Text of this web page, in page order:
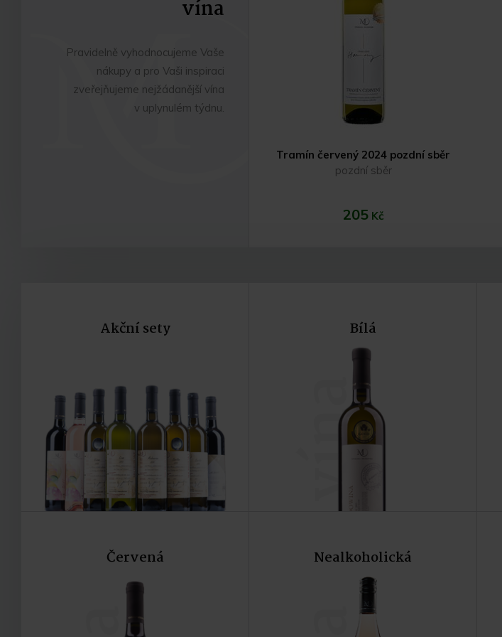
vína
Pravidelně vyhodnocujeme Vaše
nákupy a pro Vaši inspiraci
zveřejňujeme nejžádanější vína
v uplynulém týdnu.
Tramín červený 2024 pozdní sběr
pozdní sběr
205 Kč
Akční sety Bílá
vína
Červená Nealkoholická